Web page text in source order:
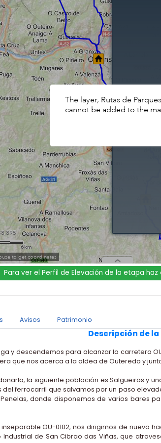
Para ver el Perfil de Elevación de la etapa
Avisos Patrimonio
Descripción de la
y descendemos para alcanzar la carretera
que nos acerca a la aldea de Outeredo y
la siguiente población es Salgueiros y
ferrocarril que salvamos por un paso
donde disponemos de varios bares
OU-0102, nos dirigimos de nuevo
de San Cibrao das Viñas, que